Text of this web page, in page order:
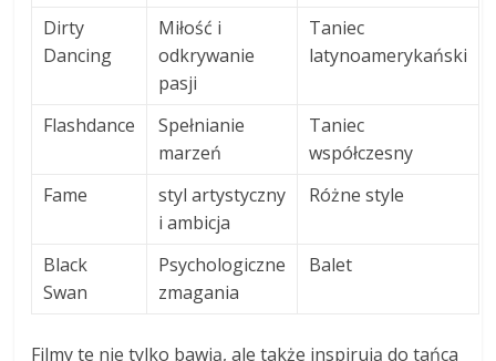
Dirty
Dancing
Miłość i
odkrywanie
pasji
Taniec
latynoamerykański
Flashdance
Spełnianie
marzeń
Taniec
współczesny
Fame
styl artystyczny
i ambicja
Różne style
Black
Swan
Psychologiczne
zmagania
Balet
Filmy te nie tylko bawią, ale także inspirują do tańca